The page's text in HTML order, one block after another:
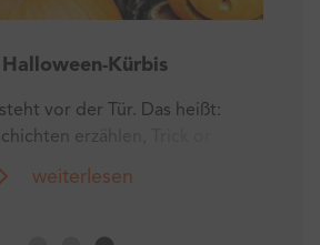
zum Oktoberfest
geht das 186. Oktoberfest in
– und verbraucht dabei so
wie 1.100 Haushalte in
weiterlesen